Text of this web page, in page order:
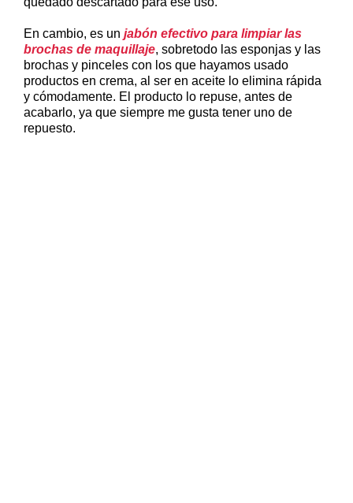
En cambio, es un jabón efectivo para limpiar las
brochas de maquillaje, sobretodo las esponjas y las
brochas y pinceles con los que hayamos usado
productos en crema, al ser en aceite lo elimina rápida
y cómodamente. El producto lo repuse, antes de
acabarlo, ya que siempre me gusta tener uno de
repuesto.